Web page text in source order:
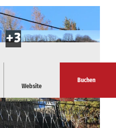
© Kathleen Krenz |CC-BY-SA
Website
Buchen
zur Ferienunterkunft
und zwei
Terrasse des früheren Postaer
ein.